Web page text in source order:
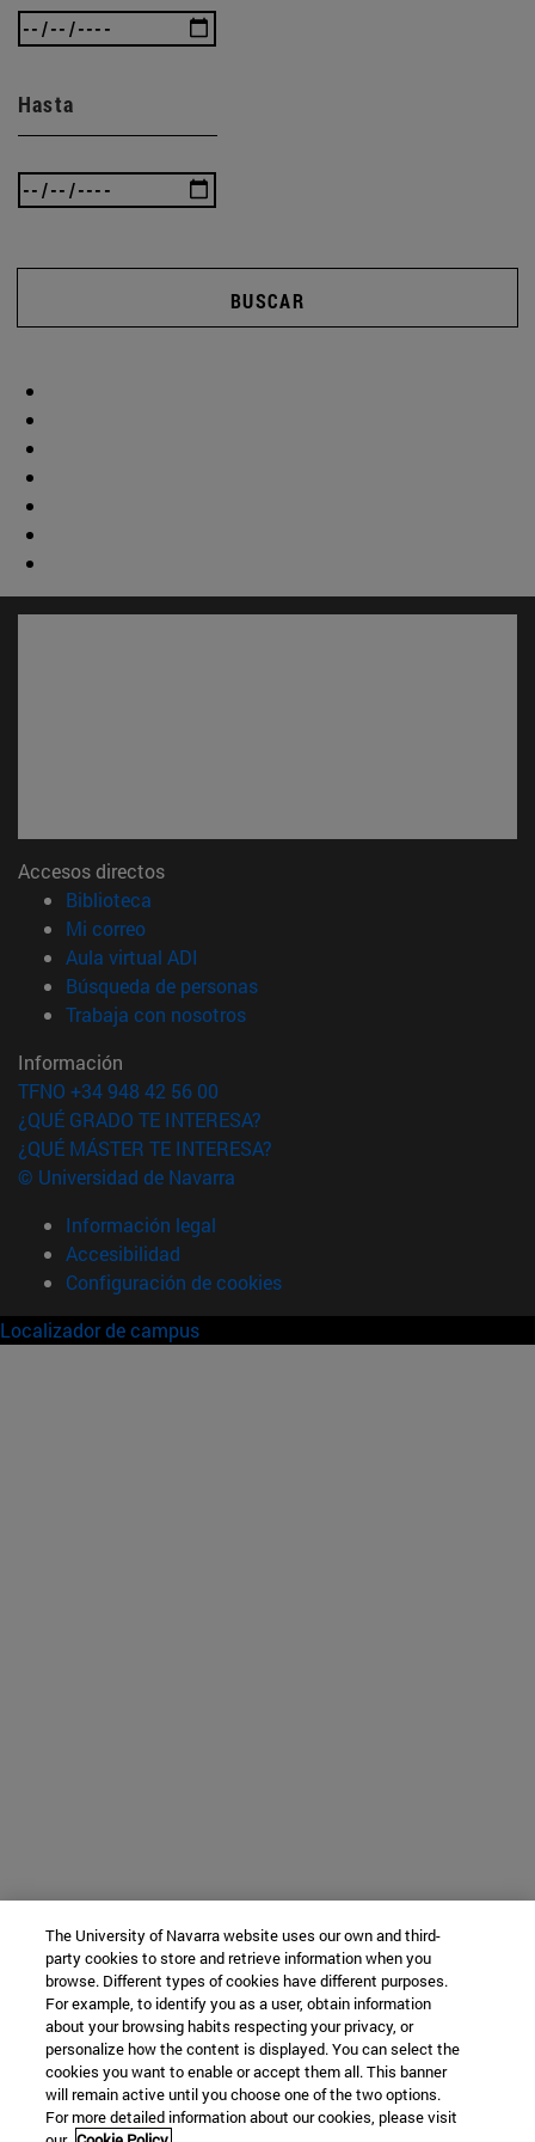
Hasta
BUSCAR
Accesos directos
Biblioteca
Mi correo(abre en nueva ventana)
Aula virtual ADI
Búsqueda de personas(abre en nueva ventana)
Trabaja con nosotros(abre en nueva ventana)
Información
TFNO +34 948 42 56 00
¿QUÉ GRADO TE INTERESA?
¿QUÉ MÁSTER TE INTERESA?
© Universidad de Navarra
Información legal
Accesibilidad
Configuración de cookies
Localizador de campus
The University of Navarra website uses our own and third-
party cookies to store and retrieve information when you
browse. Different types of cookies have different purposes.
For example, to identify you as a user, obtain information
about your browsing habits respecting your privacy, or
personalize how the content is displayed. You can select the
cookies you want to enable or accept them all. This banner
will remain active until you choose one of the two options.
For more detailed information about our cookies, please visit